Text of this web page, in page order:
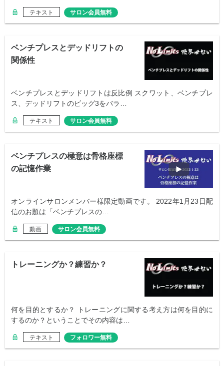
テキスト サロン会員無料
ベンチプレスとデッドリフトの
関係性
ベンチプレスとデッドリフトは反比例 スクワット、ベンチプレ
ス、デッドリフトのビッグ3をバラ…
テキスト サロン会員無料
ベンチプレスの極意は骨格座標
の記憶作業
オンラインサロンメンバー様限定動画です。 2022年1月23日配
信のお題は「ベンチプレスの…
動画 サロン会員無料
トレーニングか？練習か？
何を目的とするか？ トレーニングに関する考え方は何を目的に
するのか？ということでその内容は…
テキスト フォロワー無料